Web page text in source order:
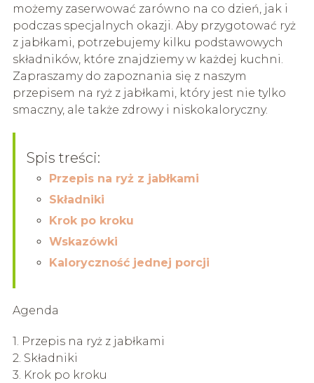
możemy zaserwować zarówno na co dzień, jak i
podczas specjalnych okazji. Aby przygotować ryż
z jabłkami, potrzebujemy kilku podstawowych
składników, które znajdziemy w każdej kuchni.
Zapraszamy do zapoznania się z naszym
przepisem na ryż z jabłkami, który jest nie tylko
smaczny, ale także zdrowy i niskokaloryczny.
Spis treści:
Przepis na ryż z jabłkami
Składniki
Krok po kroku
Wskazówki
Kaloryczność jednej porcji
Agenda
1. Przepis na ryż z jabłkami
2. Składniki
3. Krok po kroku